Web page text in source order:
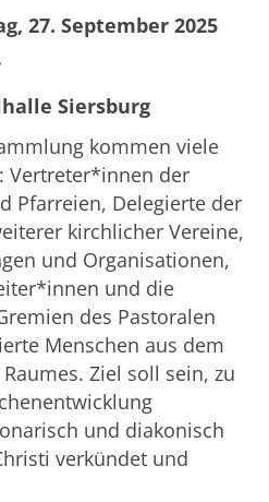
27. September 2025
Siersburg
kommen viele
Vertreter*innen der
Pfarreien, Delegierte der
kirchlicher Vereine,
und Organisationen,
und die
des Pastoralen
Menschen aus dem
Ziel soll sein, zu
und diakonisch
verkündet und